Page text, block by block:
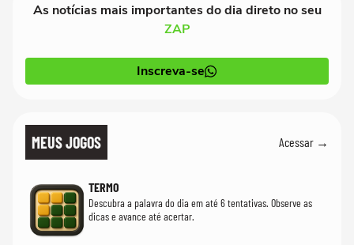
As notícias mais importantes do dia direto no seu
ZAP
Inscreva-se
MEUS JOGOS Acessar →
TERMO
Descubra a palavra do dia em até 6 tentativas. Observe as
dicas e avance até acertar.